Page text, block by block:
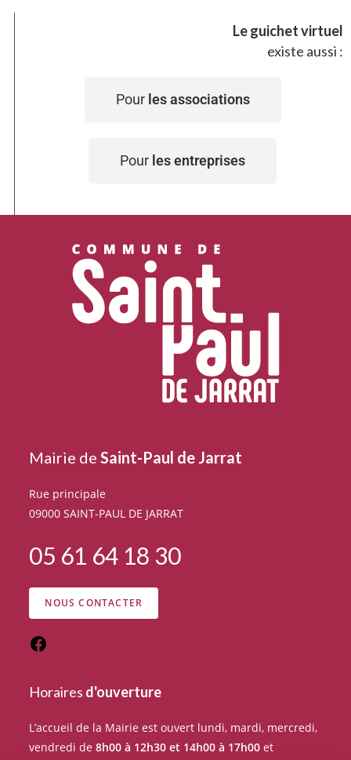
Le guichet virtuel
existe aussi :
Pour les associations
Pour les entreprises
Mairie deSaint-Paul de Jarrat
Rue principale
09000 SAINT-PAUL DE JARRAT
05 61 64 18 30
NOUS CONTACTER
Horaires d'ouverture
L’accueil de la Mairie est ouvert lundi, mardi, mercredi,
vendredi de8h00 à 12h30 et 14h00 à 17h00 et